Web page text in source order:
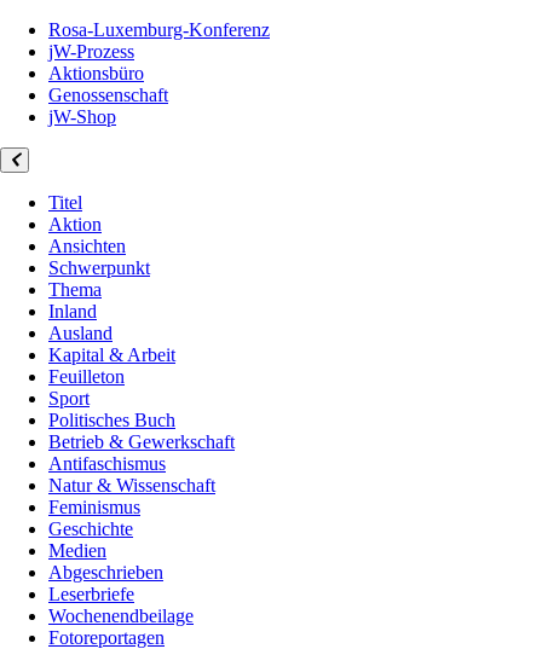
Rosa-Luxemburg-Konferenz
jW-Prozess
Aktionsbüro
Genossenschaft
jW-Shop
Titel
Aktion
Ansichten
Schwerpunkt
Thema
Inland
Ausland
Kapital & Arbeit
Feuilleton
Sport
Politisches Buch
Betrieb & Gewerkschaft
Antifaschismus
Natur & Wissenschaft
Feminismus
Geschichte
Medien
Abgeschrieben
Leserbriefe
Wochenendbeilage
Fotoreportagen